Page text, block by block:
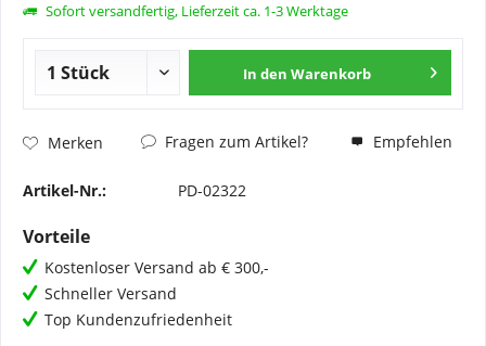
Sofort versandfertig, Lieferzeit ca. 1-3 Werktage
In den Warenkorb
Merken Fragen zum Artikel? Empfehlen
Artikel-Nr.: PD-02322
Vorteile
Kostenloser Versand ab € 300,-
Schneller Versand
Top Kundenzufriedenheit